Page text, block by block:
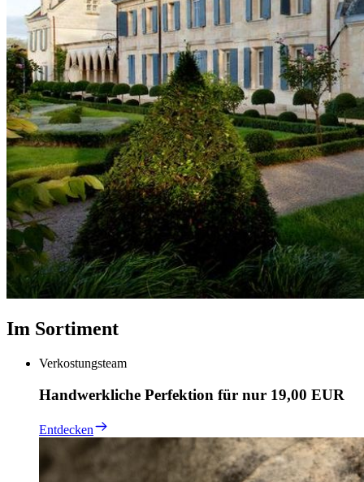
Im Sortiment
Verkostungsteam
Handwerkliche Perfektion für nur 19,00 EUR
Entdecken